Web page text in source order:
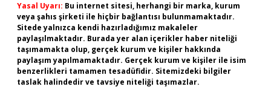
Yasal Uyarı: Bu internet sitesi, herhangi bir marka, kurum
veya şahıs şirketi ile hiçbir bağlantısı bulunmamaktadır.
Sitede yalnızca kendi hazırladığımız makaleler
paylaşılmaktadır. Burada yer alan içerikler haber niteliği
taşımamakta olup, gerçek kurum ve kişiler hakkında
paylaşım yapılmamaktadır. Gerçek kurum ve kişiler ile isim
benzerlikleri tamamen tesadüfidir. Sitemizdeki bilgiler
taslak halindedir ve tavsiye niteliği taşımazlar.